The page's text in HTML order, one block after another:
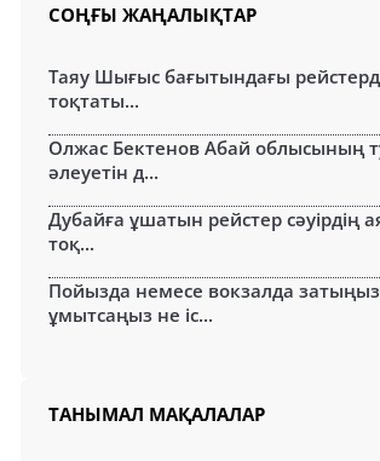
СОҢҒЫ ЖАҢАЛЫҚТАР
Таяу Шығыс бағытындағы
тоқтаты...
Олжас Бектенов Абай облысының
әлеуетін д...
Дубайға ұшатын рейстер сәуірдің
тоқ...
Пойызда немесе вокзалда
ұмытсаңыз не іс...
ТАНЫМАЛ МАҚАЛАЛАР